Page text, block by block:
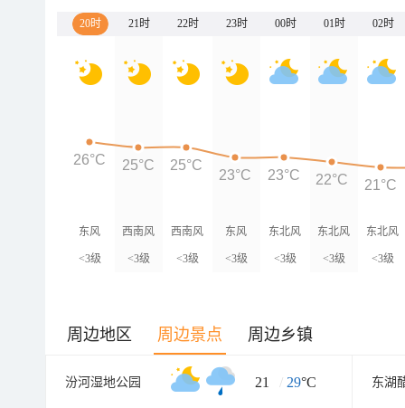
20时 21时 22时 23时 00时 01时 02时
东风
<3级
西南风
<3级
西南风
<3级
东风
<3级
东北风
<3级
东北风
<3级
东北风
<3级
26°C 25°C 25°C
23°C 23°C 22°C 21°C
周边地区 周边景点 周边乡镇
汾河湿地公园 21 / 29°C 东湖